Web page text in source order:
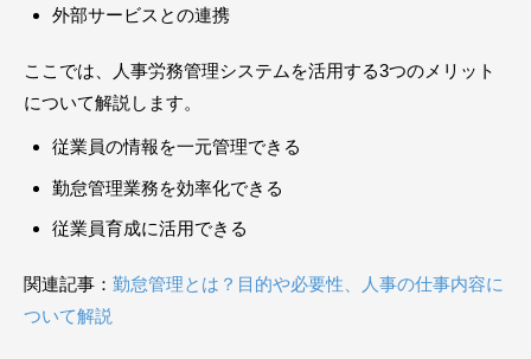
外部サービスとの連携
ここでは、人事労務管理システムを活用する3つのメリット
について解説します。
従業員の情報を一元管理できる
勤怠管理業務を効率化できる
従業員育成に活用できる
関連記事： 勤怠管理とは？目的や必要性、人事の仕事内容に
ついて解説